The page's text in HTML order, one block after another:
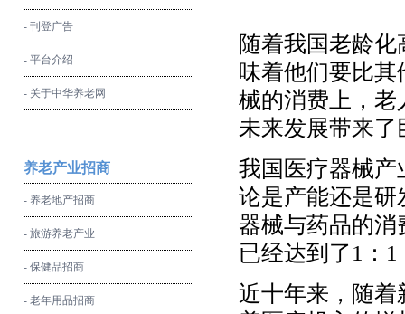
- 刊登广告
- 平台介绍
- 关于中华养老网
养老产业招商
- 养老地产招商
- 旅游养老产业
- 保健品招商
- 老年用品招商
随着我国老龄
味着他们要比
械的消费上，老
未来发展带来了
我国医疗器械产
论是产能还是研
器械与药品的消
已经达到了1：
近十年来，随着